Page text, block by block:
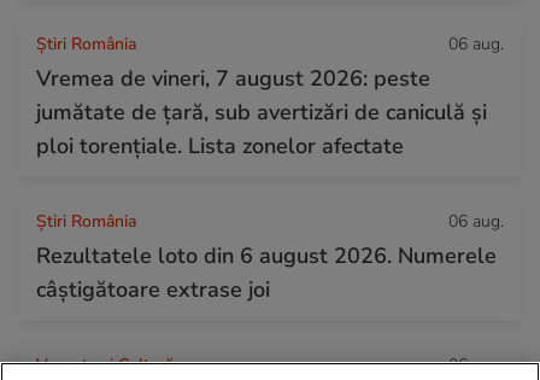
Știri România 06 aug.
Vremea de vineri, 7 august 2026: peste
jumătate de țară, sub avertizări de caniculă și
ploi torențiale. Lista zonelor afectate
Știri România 06 aug.
Rezultatele loto din 6 august 2026. Numerele
câștigătoare extrase joi
Vacanțe și Cultură 06 aug.